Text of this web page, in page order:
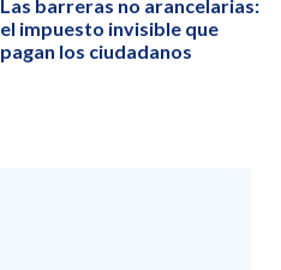
Las barreras no arancelarias:
el impuesto invisible que
pagan los ciudadanos